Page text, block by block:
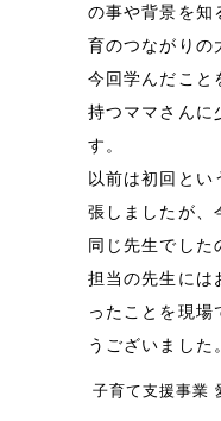
の事や背景を知
育のつながりの
今回学んだこと
持つママさんに
す。
以前は初回とい
張しましたが、
同じ先生でした
担当の先生には
ったことを現場
うございました。
子育て支援事業